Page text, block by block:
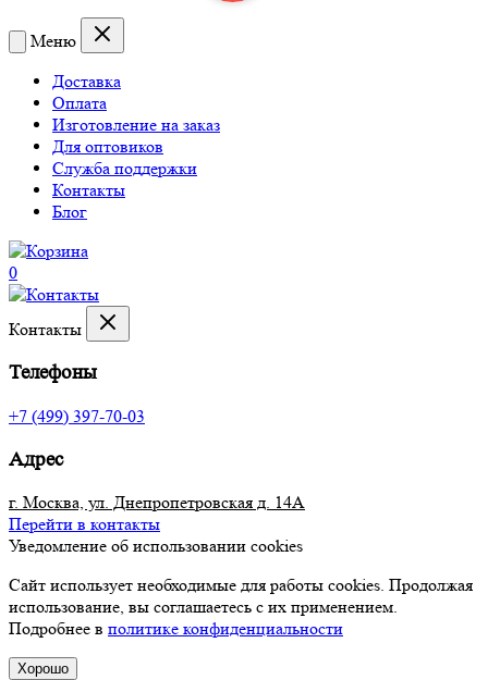
Меню
Доставка
Оплата
Изготовление на заказ
Для оптовиков
Служба поддержки
Контакты
Блог
0
Контакты
Телефоны
+7 (499) 397-70-03
Адрес
г. Москва, ул. Днепропетровская д. 14А
Перейти в контакты
Уведомление об использовании cookies
Сайт использует необходимые для работы cookies. Продолжая
использование, вы соглашаетесь с их применением.
Подробнее в политике конфиденциальности
Хорошо